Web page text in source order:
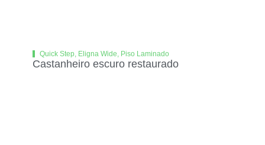
Quick Step, Eligna Wide, Piso Laminado
Castanheiro escuro restaurado